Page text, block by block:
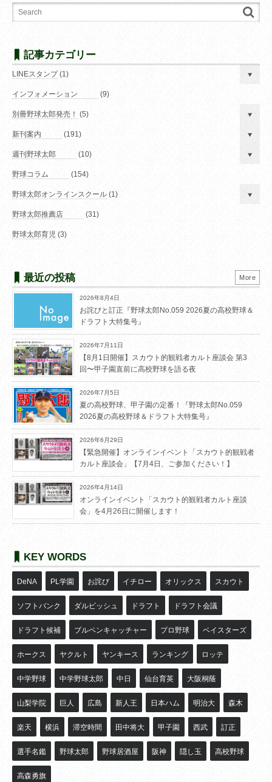
記事カテゴリー
LINEスタンプ(1)
インフォメーション (9)
別冊野球太郎発売！ (5)
新刊案内 (191)
週刊野球太郎 (10)
野球コラム (154)
野球太郎オンラインスクール (1)
野球太郎推薦店 (31)
野球太郎育児 (3)
最近の投稿
2026年8月4日
お詫びと訂正『野球太郎No.059 2026夏の高校野球＆
ドラフト大特集号』
2026年7月11日
【8月1日開催】スカウト的観戦者カルト座談会 第3
回〜甲子園直前に高校野球を語る夜
2026年7月5日
夏の高校野球、甲子園の定番！『野球太郎No.059
2026夏の高校野球＆ドラフト大特集号』
2026年6月29日
【緊急開催】オンラインイベント「スカウト的観戦者
カルト座談会」【7月4日、ご参加ください！】
2026年4月14日
オンラインイベント「スカウト的観戦者カルト座談
会」を4月26日に開催します！
More
KEY WORDS
DeNA PL学園 お詫び イチロー オリックス スカウト
ソフトバンク ダルビッシュ ドラフト ドラフト会議
ドラフト候補 ブルペンキャッチャー プロ野球 ベイスターズ
ホークス ヤクルト ヤンキース ランキング ロッテ
中学野球 中学野球太郎 中日 仙台育英 大阪桐蔭
山梨学院 巨人 広島 新人王 日本ハム 明治大 森木
楽天 横浜 滞空時間 田中将大 甲子園 西武 訂正
選手名鑑 野球太郎 野球居酒屋 阪神 隠し玉 高校野球
高森勇旗